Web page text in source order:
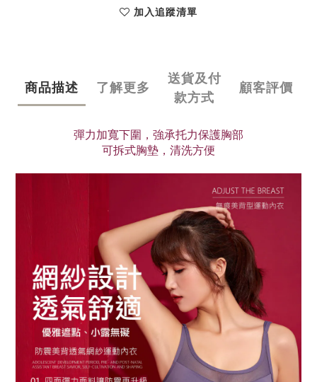
加入追蹤清單
商品描述 了解更多
送貨及付
款方式
顧客評價
彈力加寬下圍，強承托力保護胸部
可拆式胸墊，清洗方便